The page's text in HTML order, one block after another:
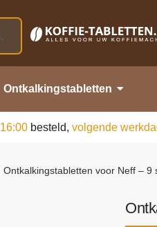
Ontkalkingstabletten
16:00 besteld, volgende
Ontkalkingstabletten voor Neff – 9